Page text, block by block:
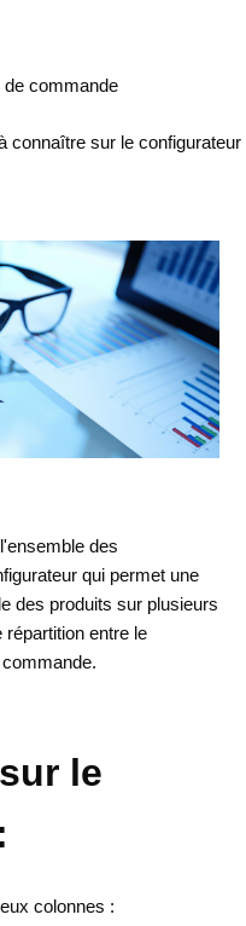
de commande
connaître sur le configurateur
des
qui permet une
des produits sur plusieurs
entre le
le
colonnes :